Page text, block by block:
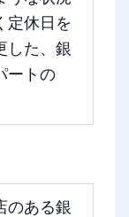
定休日を
した、銀
ートの
のある銀